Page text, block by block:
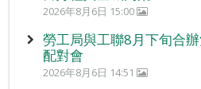
2026年8月6日 15:00
勞工局與工聯8月下旬合
配對會
2026年8月6日 14:51